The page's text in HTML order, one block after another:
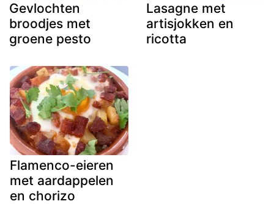
Gevlochten
broodjes met
groene pesto
Lasagne met
artisjokken en
ricotta
Flamenco-eieren
met aardappelen
en chorizo